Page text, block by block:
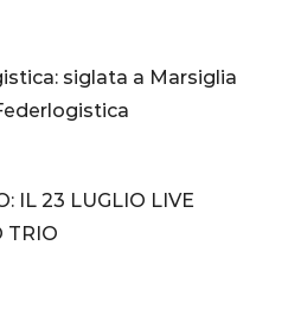
siglata a Marsiglia
IL 23 LUGLIO LIVE
TRIO